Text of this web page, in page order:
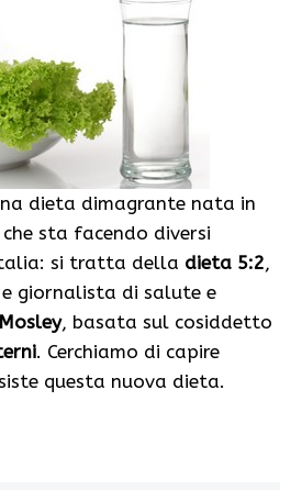
dieta dimagrante nata in
sta facendo diversi
si tratta della dieta 5:2,
giornalista di salute e
, basata sul cosiddetto
. Cerchiamo di capire
questa nuova dieta.